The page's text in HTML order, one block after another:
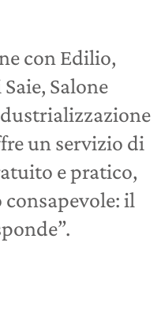
con Edilio,
Salone
un servizio di
e pratico,
il